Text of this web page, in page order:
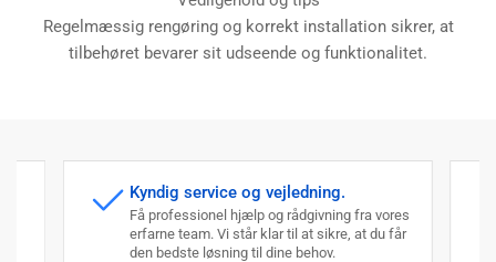
Regelmæssig rengøring og korrekt installation sikrer, at
tilbehøret bevarer sit udseende og funktionalitet.
Kyndig service og vejledning.
Få professionel hjælp og rådgivning fra vores
erfarne team. Vi står klar til at sikre, at du får
den bedste løsning til dine behov.